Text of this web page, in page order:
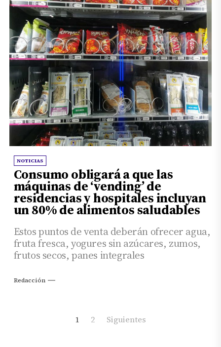
NOTICIAS
Consumo obligará a que las
máquinas de ‘vending’ de
residencias y hospitales incluyan
un 80% de alimentos saludables
Estos puntos de venta deberán ofrecer agua,
fruta fresca, yogures sin azúcares, zumos,
frutos secos, panes integrales
Redacción
1 2 Siguientes